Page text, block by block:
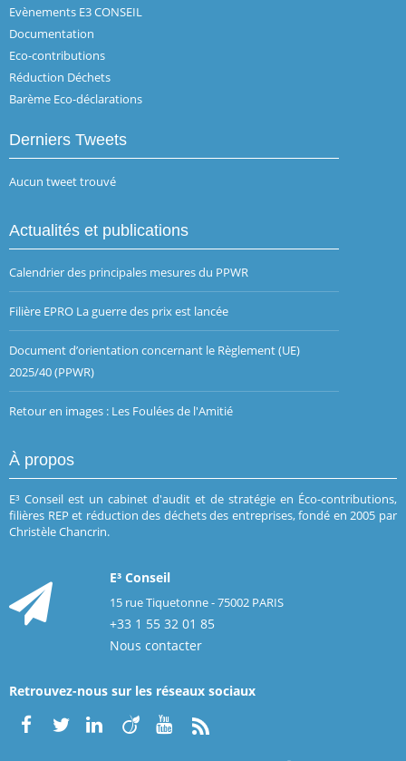
Evènements E3 CONSEIL
Documentation
Eco-contributions
Réduction Déchets
Barème Eco-déclarations
Derniers Tweets
Aucun tweet trouvé
Actualités et publications
Calendrier des principales mesures du PPWR
Filière EPRO La guerre des prix est lancée
Document d’orientation concernant le Règlement (UE)
2025/40 (PPWR)
Retour en images : Les Foulées de l'Amitié
À propos
E³ Conseil est un cabinet d'audit et de stratégie en Éco-contributions,
filières REP et réduction des déchets des entreprises, fondé en 2005 par
Christèle Chancrin.
E³ Conseil
15 rue Tiquetonne - 75002 PARIS
+33 1 55 32 01 85
Nous contacter
Retrouvez-nous sur les réseaux sociaux